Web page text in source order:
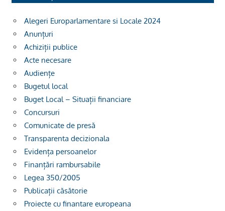
Alegeri Europarlamentare si Locale 2024
Anunțuri
Achiziții publice
Acte necesare
Audiențe
Bugetul local
Buget Local – Situații financiare
Concursuri
Comunicate de presă
Transparenta decizionala
Evidența persoanelor
Finanțări rambursabile
Legea 350/2005
Publicații căsătorie
Proiecte cu finantare europeana